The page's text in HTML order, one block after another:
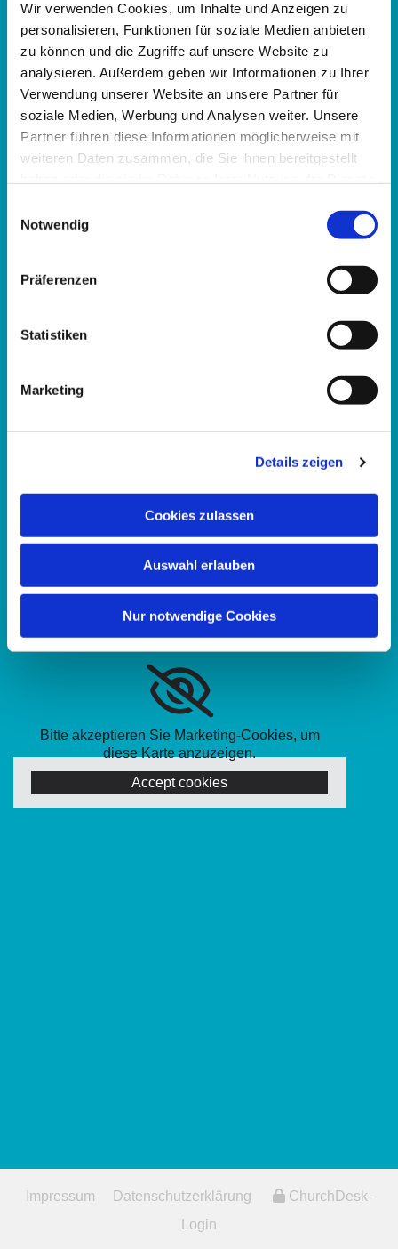
Wir verwenden Cookies, um Inhalte und Anzeigen zu
personalisieren, Funktionen für soziale Medien anbieten
zu können und die Zugriffe auf unsere Website zu
analysieren. Außerdem geben wir Informationen zu Ihrer
Verwendung unserer Website an unsere Partner für
soziale Medien, Werbung und Analysen weiter. Unsere
Partner führen diese Informationen möglicherweise mit
weiteren Daten zusammen, die Sie ihnen bereitgestellt
Notwendig
Präferenzen
Statistiken
Marketing
Details zeigen
Cookies zulassen
Auswahl erlauben
Nur notwendige Cookies
im Katharina-von-Bora-Haus
34121 Kassel
Telefon: 0561 15367
E-Mail: fbz.kassel@ekkw.de
Schulferien:
Facebook:Ev. Familienbildungsstätte Kassel
familienbildungkassel
Kontonummer des Ev. Familienbildungszentrum Kassel:
Evang. Stadtkirchenkreis Kassel
DE65 5206 0410 0302 2002 01
Bitte akzeptieren Sie Marketing-Cookies, um
diese Karte anzuzeigen.
Accept cookies
Impressum Datenschutzerklärung
ChurchDesk-
Login